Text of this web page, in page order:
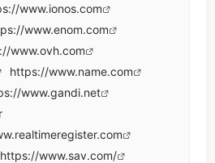
www.ionos.com
www.enom.com
www.ovh.com
https://www.name.com
www.gandi.net
https://www.sav.com/